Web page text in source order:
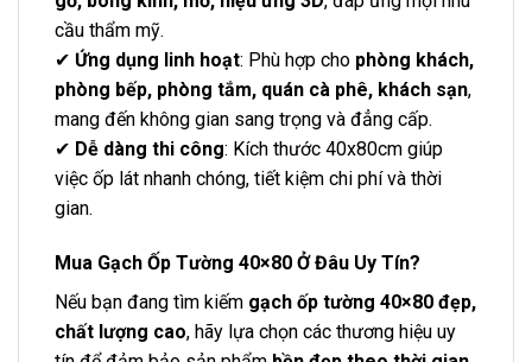
cầu thẩm mỹ.
✔ Ứng dụng linh hoạt: Phù hợp cho phòng khách,
phòng bếp, phòng tắm, quán cà phê, khách sạn,
mang đến không gian sang trọng và đẳng cấp.
✔ Dễ dàng thi công: Kích thước 40x80cm giúp
việc ốp lát nhanh chóng, tiết kiệm chi phí và thời
gian.
Mua Gạch Ốp Tường 40×80 Ở Đâu Uy Tín?
Nếu bạn đang tìm kiếm gạch ốp tường 40×80 đẹp,
chất lượng cao, hãy lựa chọn các thương hiệu uy